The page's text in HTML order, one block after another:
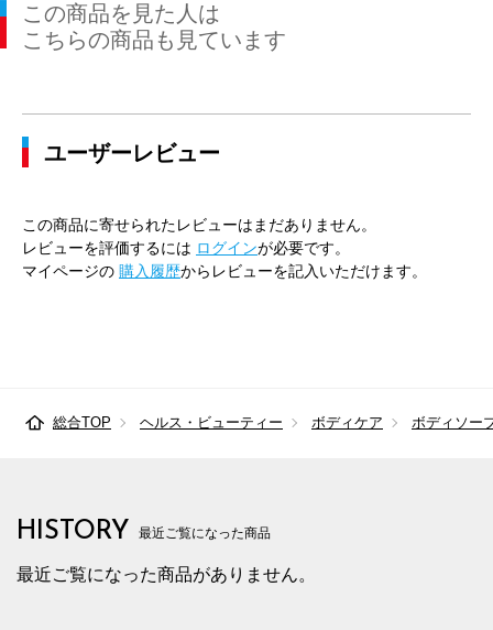
この商品を見た人は
こちらの商品も見ています
ユーザーレビュー
この商品に寄せられたレビューはまだありません。
レビューを評価するには ログインが必要です。
マイページの 購入履歴からレビューを記入いただけます。
総合TOP ヘルス・ビューティー ボディケア ボディソー
HISTORY 最近ご覧になった商品
最近ご覧になった商品がありません。